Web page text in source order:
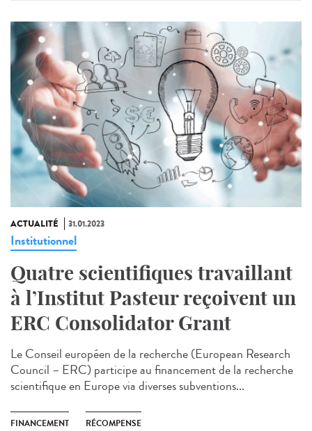
ACTUALITÉ 31.01.2023
Institutionnel
Quatre scientifiques travaillant
à l’Institut Pasteur reçoivent un
ERC Consolidator Grant
Le Conseil européen de la recherche (European Research
Council – ERC) participe au financement de la recherche
scientifique en Europe via diverses subventions...
FINANCEMENT RÉCOMPENSE